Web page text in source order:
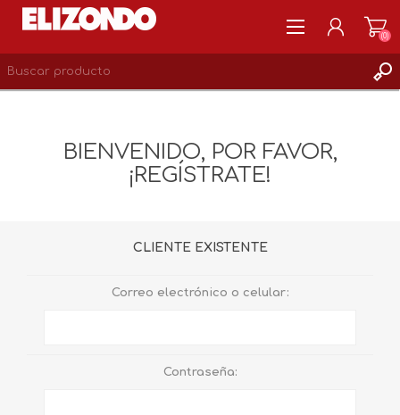
LISTA DE DESEOS 0
(0)
BIENVENIDO, POR FAVOR,
¡REGÍSTRATE!
CLIENTE EXISTENTE
Correo electrónico o celular:
Contraseña: